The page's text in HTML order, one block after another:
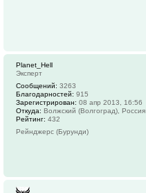
Planet_Hell
Эксперт
Сообщений: 3263
Благодарностей: 915
Зарегистрирован: 08 апр 2013, 16:56
Откуда: Волжский (Волгоград), Россия
Рейтинг: 432
Рейнджерс (Бурунди)